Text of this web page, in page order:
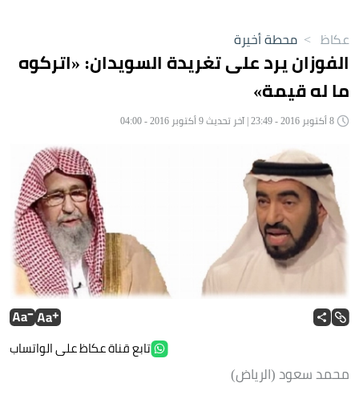
عكاظ > محطة أخيرة
الفوزان يرد على تغريدة السويدان: «اتركوه
ما له قيمة»
تابع قناة عكاظ على الواتساب
محمد سعود (الرياض)